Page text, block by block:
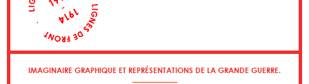
IMAGINAIRE GRAPHIQUE ET REPRÉSENTATIONS DE LA GRANDE GUERRE.